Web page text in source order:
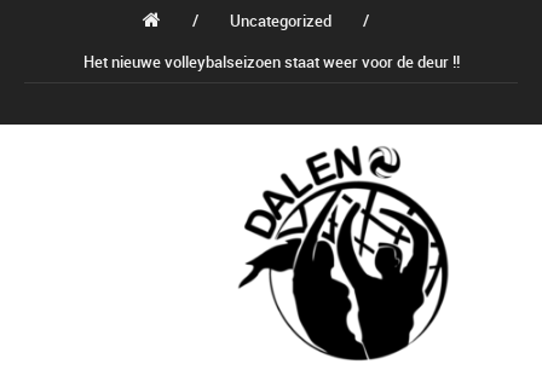
/ Uncategorized
/
Het nieuwe volleybalseizoen staat weer voor de deur !!